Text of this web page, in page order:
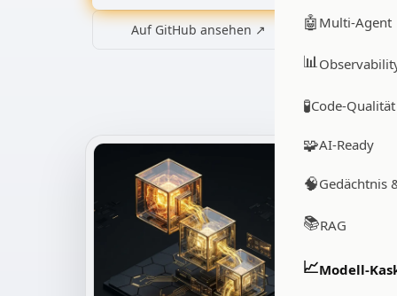
🤖 Multi-Agent
📊
🧪Code-Qualität
🧩AI-Ready
🧠Gedächtnis
📚RAG
📈Modell-
Auf GitHub ansehen ↗